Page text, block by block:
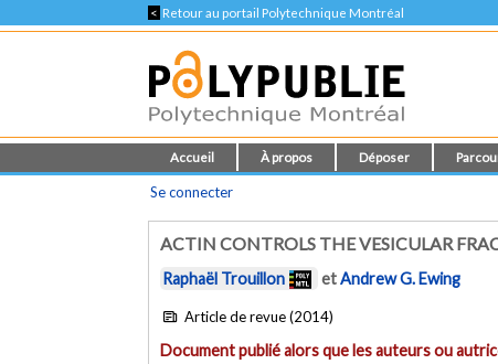
< Retour au portail Polytechnique Montréal
Accueil À propos Déposer
Se connecter
ACTIN CONTROLS THE VESICULAR
Raphaël Trouillon etAndrew G. Ewing
Article de revue (2014)
Document publié alors que les auteurs ou